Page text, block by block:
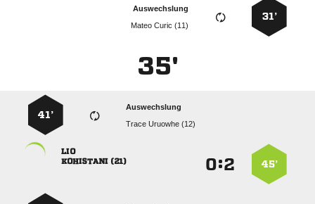
31’
Auswechslung
  
35'
Auswechslung
  
41’
45’
:

 